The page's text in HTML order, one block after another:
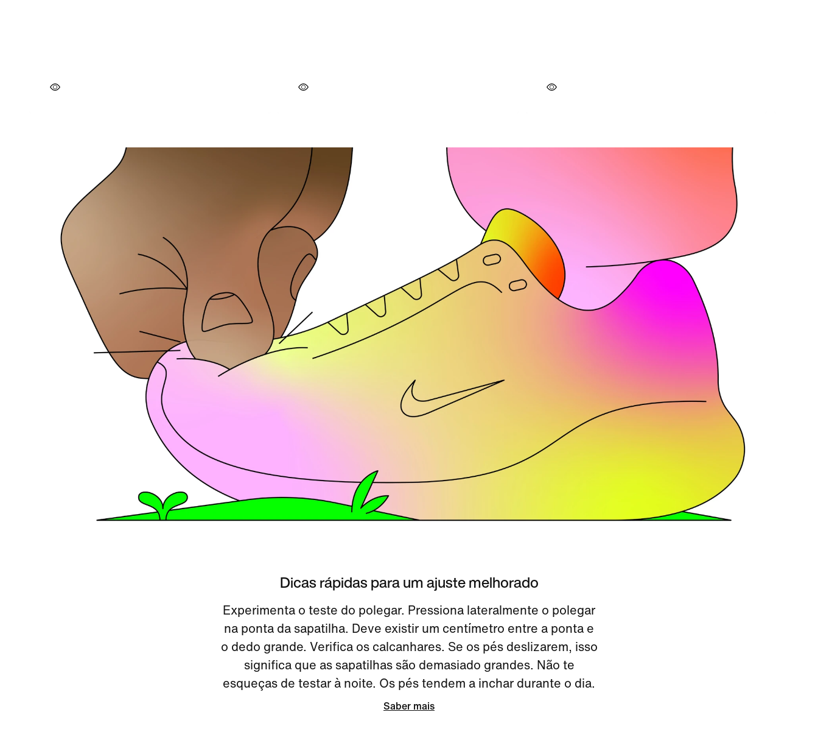
Dicas rápidas para um ajuste melhorado
Experimenta o teste do polegar. Pressiona lateralmente o polegar
na ponta da sapatilha. Deve existir um centímetro entre a ponta e
o dedo grande. Verifica os calcanhares. Se os pés deslizarem, isso
significa que as sapatilhas são demasiado grandes. Não te
esqueças de testar à noite. Os pés tendem a inchar durante o dia.
Saber mais